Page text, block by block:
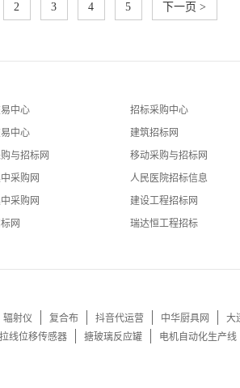
2 3 4 5 下一页 >
中心 招标采购中心
中心 建筑招标网
与招标网 移动采购与招标网
采购网 人民医院招标信息
采购网 建设工程招标网
网 瑞达恒工程招标
辐射仪 复合布 抖音代运营 中华厨具网 大
拉线位移传感器 搪玻璃反应罐 电机自动化生产线